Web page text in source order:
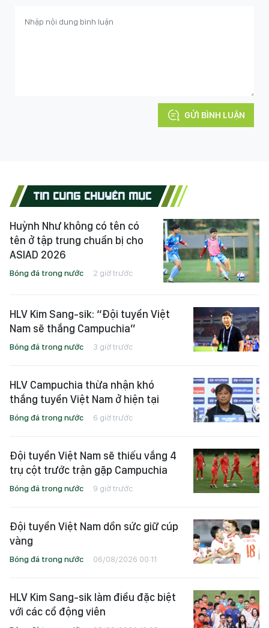
GỬI BÌNH LUẬN
TIN CÙNG CHUYÊN MỤC
Huỳnh Như không có tên có
tên ở tập trung chuẩn bị cho
ASIAD 2026
Bóng đá trong nước 2 giờ trước
HLV Kim Sang-sik: “Đội tuyển Việt
Nam sẽ thắng Campuchia”
Bóng đá trong nước 3 giờ trước
HLV Campuchia thừa nhận khó
thắng tuyển Việt Nam ở hiện tại
Bóng đá trong nước 6 giờ trước
Đội tuyển Việt Nam sẽ thiếu vắng 4
trụ cột trước trận gặp Campuchia
Bóng đá trong nước 9 giờ trước
Đội tuyển Việt Nam dồn sức giữ cúp
vàng
Bóng đá trong nước 06/08/2026 00:11
HLV Kim Sang-sik làm điều đặc biệt
với các cổ động viên